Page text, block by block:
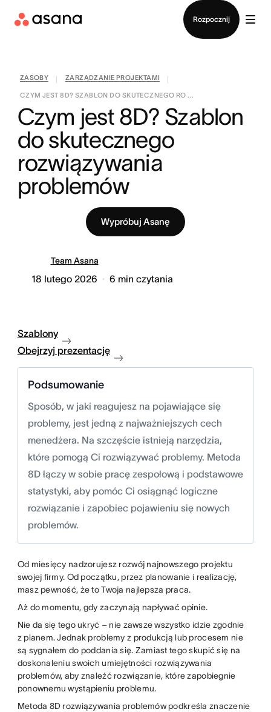
Rozpocznij
ZASOBY ZARZĄDZANIE PROJEKTAMI
CZYM JEST 8D? SZABLON DO SKUTECZNEGO RO ...
Czym jest 8D? Szablon
do skutecznego
rozwiązywania
problemów
Wypróbuj Asanę
Team Asana
18 lutego 2026 6 min czytania
Szablony
Obejrzyj prezentację
Podsumowanie
Sposób, w jaki reagujesz na pojawiające się
problemy, jest jedną z najważniejszych cech
menedżera. Na szczęście istnieją narzędzia,
które pomogą Ci rozwiązywać problemy. Metoda
8D łączy w sobie pracę zespołową i podstawowe
statystyki, aby pomóc Ci osiągnąć logiczne
rozwiązanie i zapobiec pojawieniu się nowych
problemów.
Od miesięcy nadzorujesz rozwój najnowszego projektu
swojej firmy. Od początku, przez planowanie i realizację,
masz pewność, że to Twoja najlepsza praca.
Aż do momentu, gdy zaczynają napływać opinie.
Nie da się tego ukryć – nie zawsze wszystko idzie zgodnie
z planem. Jednak problemy z produkcją lub procesem nie
są sygnałem do poddania się. Zamiast tego skupić się na
doskonaleniu swoich umiejętności rozwiązywania
problemów, aby znaleźć rozwiązanie, które zapobiegnie
ponownemu wystąpieniu problemu.
Metoda 8D rozwiązywania problemów podkreśla znaczenie